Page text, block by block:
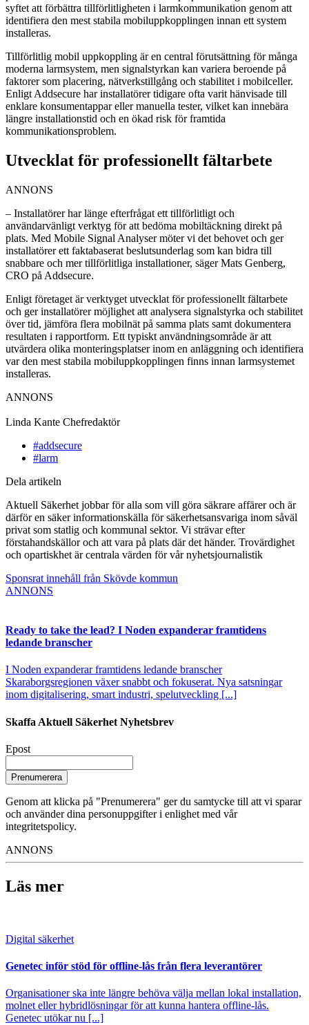
syftet att förbättra tillförlitligheten i larmkommunikation genom att
identifiera den mest stabila mobiluppkopplingen innan ett system
installeras.
Tillförlitlig mobil uppkoppling är en central förutsättning för många
moderna larmsystem, men signalstyrkan kan variera beroende på
faktorer som placering, nätverkstillgång och stabilitet i mobilceller.
Enligt Addsecure har installatörer tidigare ofta varit hänvisade till
enklare konsumentappar eller manuella tester, vilket kan innebära
längre installationstid och en ökad risk för framtida
kommunikationsproblem.
Utvecklat för professionellt fältarbete
ANNONS
– Installatörer har länge efterfrågat ett tillförlitligt och
användarvänligt verktyg för att bedöma mobiltäckning direkt på
plats. Med Mobile Signal Analyser möter vi det behovet och ger
installatörer ett faktabaserat beslutsunderlag som kan bidra till
snabbare och mer tillförlitliga installationer, säger Mats Genberg,
CRO på Addsecure.
Enligt företaget är verktyget utvecklat för professionellt fältarbete
och ger installatörer möjlighet att analysera signalstyrka och stabilitet
över tid, jämföra flera mobilnät på samma plats samt dokumentera
resultaten i rapportform. Ett typiskt användningsområde är att
utvärdera olika monteringsplatser inom en anläggning och identifiera
var den mest stabila mobiluppkopplingen finns innan larmsystemet
installeras.
ANNONS
Linda Kante Chefredaktör
#addsecure
#larm
Dela artikeln
Aktuell Säkerhet jobbar för alla som vill göra säkrare affärer och är
därför en säker informationskälla för säkerhetsansvariga inom såväl
privat som statlig och kommunal sektor. Vi strävar efter
förstahandskällor och att vara på plats där det händer. Trovärdighet
och opartiskhet är centrala värden för vår nyhetsjournalistik
Sponsrat innehåll från Skövde kommun
ANNONS
Ready to take the lead? I Noden expanderar framtidens
ledande branscher
I Noden expanderar framtidens ledande branscher
Skaraborgsregionen växer snabbt och fokuserat. Nya satsningar
inom digitalisering, smart industri, spelutveckling [...]
Skaffa Aktuell Säkerhet Nyhetsbrev
Epost
Prenumerera
Genom att klicka på "Prenumerera" ger du samtycke till att vi sparar
och använder dina personuppgifter i enlighet med vår
integritetspolicy.
ANNONS
Läs mer
Digital säkerhet
Genetec inför stöd för offline-lås från flera leverantörer
Organisationer ska inte längre behöva välja mellan lokal installation,
molnet eller hybridlösningar för att kunna hantera offline-lås.
Genetec utökar nu [...]